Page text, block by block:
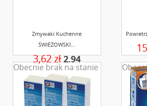
Zmywaki Kuchenne
ŚWIEŻOWSKI...
3,62 zł 2.94
Obecnie brak na stanie